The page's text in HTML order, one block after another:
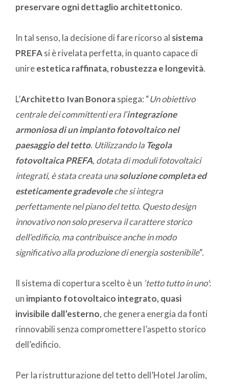
preservare ogni dettaglio architettonico.
In tal senso, la decisione di fare ricorso al sistema
PREFAsi è rivelata perfetta, in quanto capace di
unireestetica raffinata, robustezza e longevità.
L’Architetto Ivan Bonoraspiega: “Un obiettivo
centrale dei committenti era l’integrazione
armoniosa di un impianto fotovoltaico nel
paesaggio del tetto. Utilizzando la Tegola
fotovoltaica PREFA, dotata di moduli fotovoltaici
integrati, è stata creata unasoluzione completa ed
esteticamente gradevoleche si integra
perfettamente nel piano del tetto. Questo design
innovativo non solo preserva il carattere storico
dell’edificio, ma contribuisce anche in modo
significativo alla produzione di energia sostenibile“.
Il sistema di copertura scelto è un ‘tetto tutto in uno’:
un impianto fotovoltaico integrato, quasi
invisibile dall’esterno, che genera energia da fonti
rinnovabili senza compromettere l’aspetto storico
dell’edificio.
Per la ristrutturazione del tetto dell’Hotel Jarolim,